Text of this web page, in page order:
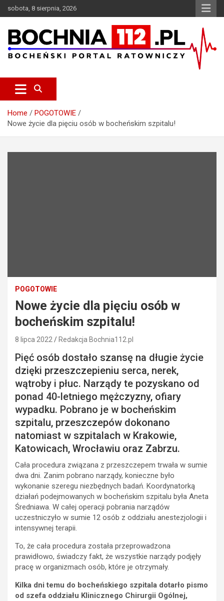
k
o
t
sobota, 8 sierpnia, 2026
BOCHNIA112.pl
Home
POGOTOWIE
Nowe życie dla pięciu osób w bocheńskim szpitalu!
POGOTOWIE
Nowe życie dla pięciu osób w
bocheńskim szpitalu!
8 lipca 2022 Redakcja Bochnia112.pl
Pięć osób dostało szansę na długie życie
dzięki przeszczepieniu serca, nerek,
wątroby i płuc. Narządy te pozyskano od
ponad 40-letniego mężczyzny, ofiary
wypadku. Pobrano je w bocheńskim
szpitalu, przeszczepów dokonano
natomiast w szpitalach w Krakowie,
Katowicach, Wrocławiu oraz Zabrzu.
Cała procedura związana z przeszczepem trwała w sumie
dwa dni. Zanim pobrano narządy, konieczne było
wykonanie szeregu niezbędnych badań. Koordynatorką
działań podejmowanych w bocheńskim szpitalu była Aneta
Średniawa. W całej operacji pobrania narządów
uczestniczyło w sumie 12 osób z oddziału anestezjologii i
intensywnej terapii.
To, że cała procedura została przeprowadzona
prawidłowo, świadczy fakt, że wszystkie narządy podjęły
pracę w organizmach osób, które je otrzymały.
Kilka dni temu do bocheńskiego szpitala dotarło pismo
od szefa oddziału Klinicznego Chirurgii Ogólnej,